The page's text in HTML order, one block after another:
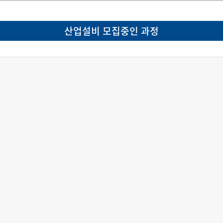
산업설비 모집중인 과정